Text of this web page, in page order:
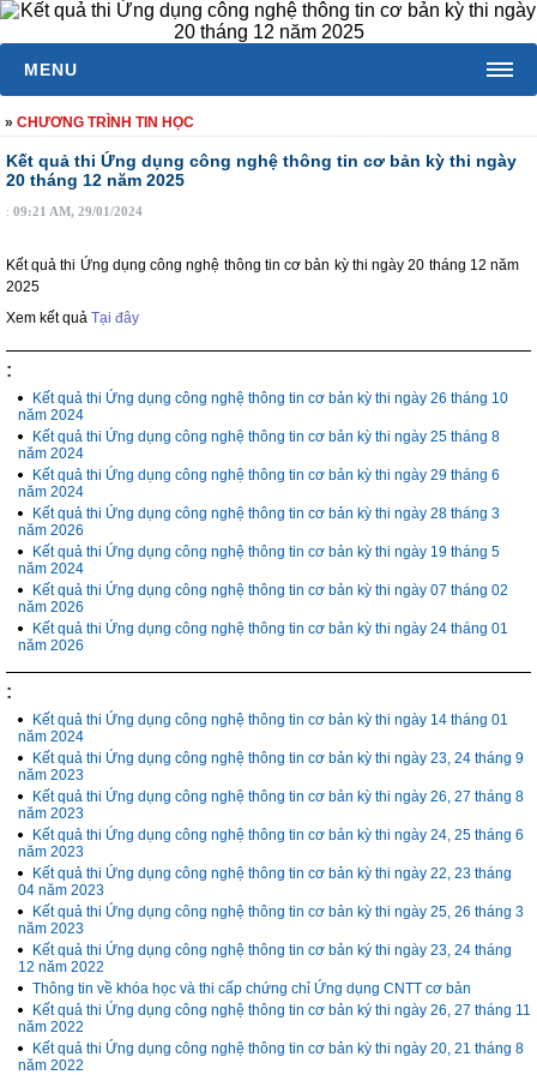
MENU
TRANG CHỦ
GIỚI THIỆU
TIN TỨC
KHÓA HỌC
CHUẨN ĐẦU RA
LIÊN KẾT ĐÀO TẠO
LIÊN HỆ
Giới thiệu
Liên hệ
» CHƯƠNG TRÌNH TIN HỌC
Kết quả thi Ứng dụng công nghệ thông tin cơ bản kỳ thi ngày
20 tháng 12 năm 2025
: 09:21 AM, 29/01/2024
Kết quả thi Ứng dụng công nghệ thông tin cơ bản kỳ thi ngày 20 tháng 12 năm
2025
Xem kết quả Tại đây
:
Kết quả thi Ứng dụng công nghệ thông tin cơ bản kỳ thi ngày 26 tháng 10
năm 2024
Kết quả thi Ứng dụng công nghệ thông tin cơ bản kỳ thi ngày 25 tháng 8
năm 2024
Kết quả thi Ứng dụng công nghệ thông tin cơ bản kỳ thi ngày 29 tháng 6
năm 2024
Kết quả thi Ứng dụng công nghệ thông tin cơ bản kỳ thi ngày 28 tháng 3
năm 2026
Kết quả thi Ứng dụng công nghệ thông tin cơ bản kỳ thi ngày 19 tháng 5
năm 2024
Kết quả thi Ứng dụng công nghệ thông tin cơ bản kỳ thi ngày 07 tháng 02
năm 2026
Kết quả thi Ứng dụng công nghệ thông tin cơ bản kỳ thi ngày 24 tháng 01
năm 2026
:
Kết quả thi Ứng dụng công nghệ thông tin cơ bản kỳ thi ngày 14 tháng 01
năm 2024
Kết quả thi Ứng dụng công nghệ thông tin cơ bản kỳ thi ngày 23, 24 tháng 9
năm 2023
Kết quả thi Ứng dụng công nghệ thông tin cơ bản kỳ thi ngày 26, 27 tháng 8
năm 2023
Kết quả thi Ứng dụng công nghệ thông tin cơ bản kỳ thi ngày 24, 25 tháng 6
năm 2023
Kết quả thi Ứng dụng công nghệ thông tin cơ bản kỳ thi ngày 22, 23 tháng
04 năm 2023
Kết quả thi Ứng dụng công nghệ thông tin cơ bản kỳ thi ngày 25, 26 tháng 3
năm 2023
Kết quả thi Ứng dụng công nghệ thông tin cơ bản ký thi ngày 23, 24 tháng
12 năm 2022
Thông tin về khóa học và thi cấp chứng chỉ Ứng dụng CNTT cơ bản
Kết quả thi Ứng dụng công nghệ thông tin cơ bản ký thi ngày 26, 27 tháng 11
năm 2022
Kết quả thi Ứng dụng công nghệ thông tin cơ bản kỳ thi ngày 20, 21 tháng 8
năm 2022